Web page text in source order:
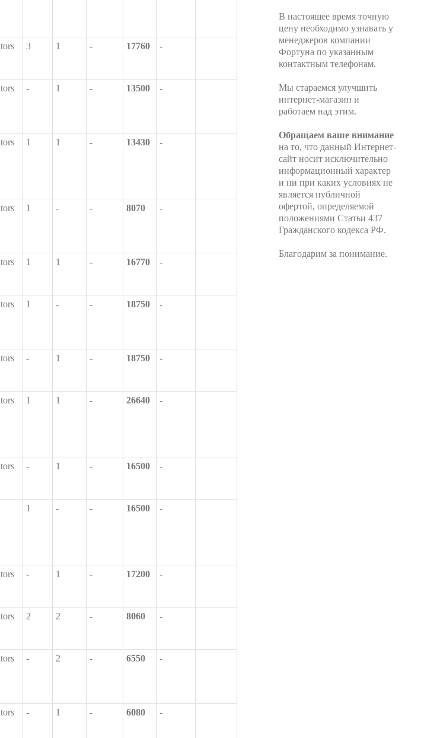
3 1 - 17760 -
- 1 - 13500 -
1 1 - 13430 -
1 - - 8070 -
1 1 - 16770 -
1 - - 18750 -
- 1 - 18750 -
1 1 - 26640 -
- 1 - 16500 -
1 - - 16500 -
- 1 - 17200 -
2 2 - 8060 -
- 2 - 6550 -
- 1 - 6080 -
В настоящее время точную
цену необходимо узнавать у
менеджеров компании
Фортуна по указанным
контактным телефонам.
Мы стараемся улучшить
интернет-магазин и
работаем над этим.
Обращаем ваше внимание
на то, что данный Интернет-
сайт носит исключительно
информационный характер
и ни при каких условиях не
является публичной
офертой, определяемой
положениями Статьи 437
Гражданского кодекса РФ.
Благодарим за понимание.